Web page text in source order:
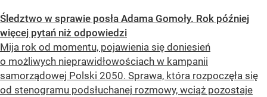
Śledztwo w sprawie posła Adama Gomoły. Rok później
więcej pytań niż odpowiedzi
Mija rok od momentu, pojawienia się doniesień
o możliwych nieprawidłowościach w kampanii
samorządowej Polski 2050. Sprawa, która rozpoczęła się
od stenogramu podsłuchanej rozmowy, wciąż pozostaje